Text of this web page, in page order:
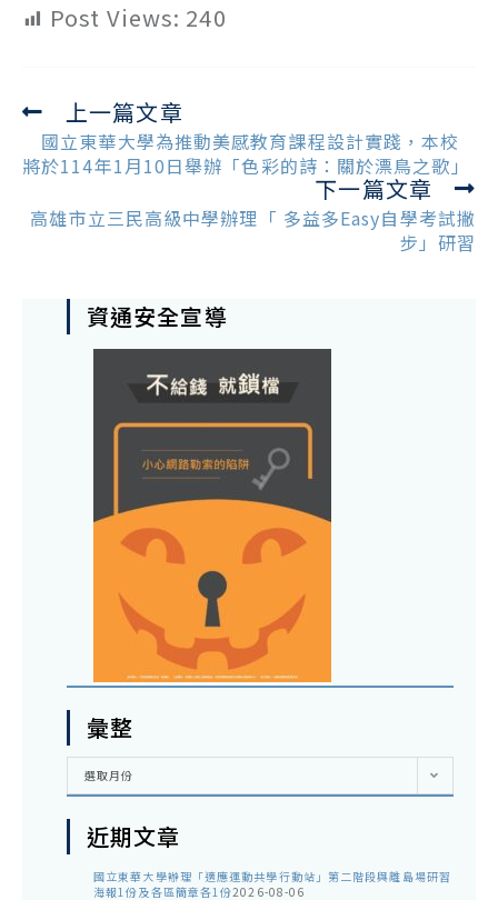
Post Views: 240
Read
more
articles
上一篇文章
國立東華大學為推動美感教育課程設計實踐，本校
將於114年1月10日舉辦「色彩的詩：關於漂鳥之歌」
下一篇文章
高雄市立三民高級中學辦理「 多益多Easy自學考試撇
步」研習
資通安全宣導
彙整
彙
選取月份
近期文章
國立東華大學辦理「適應運動共學行動站」第二階段與離島場研習
海報1份及各區簡章各1份2026-08-06